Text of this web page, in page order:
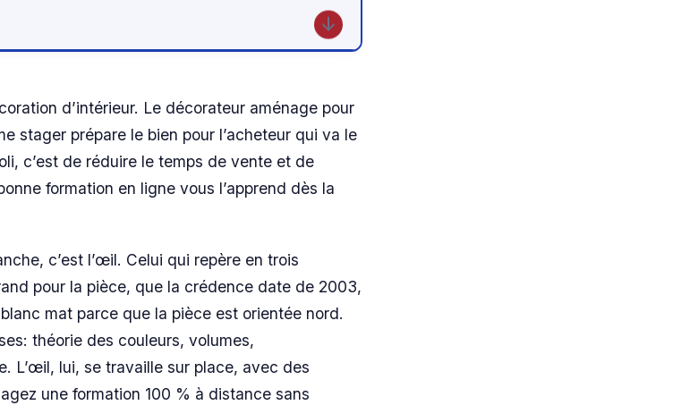
↓
d’intérieur. Le décorateur aménage pour
stager prépare le bien pour l’acheteur qui va le
c’est de réduire le temps de vente et de
formation en ligne vous l’apprend dès la
c’est l’œil. Celui qui repère en trois
pour la pièce, que la crédence date de 2003,
mat parce que la pièce est orientée nord.
théorie des couleurs, volumes,
L’œil, lui, se travaille sur place, avec des
une formation 100 % à distance sans